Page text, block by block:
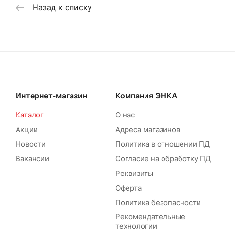
Назад к списку
Интернет-магазин
Каталог
Акции
Новости
Вакансии
Компания ЭНКА
О нас
Адреса магазинов
Политика в отношении ПД
Согласие на обработку ПД
Реквизиты
Оферта
Политика безопасности
Рекомендательные
технологии